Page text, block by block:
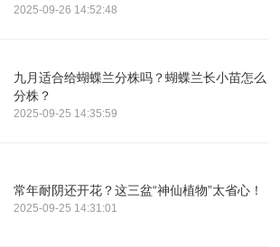
2025-09-26 14:52:48
九月适合给蝴蝶兰分株吗？蝴蝶兰长小苗怎么
分株？
2025-09-25 14:35:59
常年耐阴还开花？这三盆“神仙植物”太省心！
2025-09-25 14:31:01